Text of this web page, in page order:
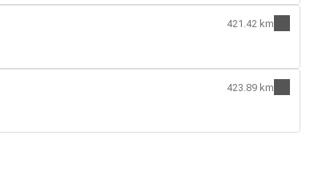
421.42 km
423.89 km